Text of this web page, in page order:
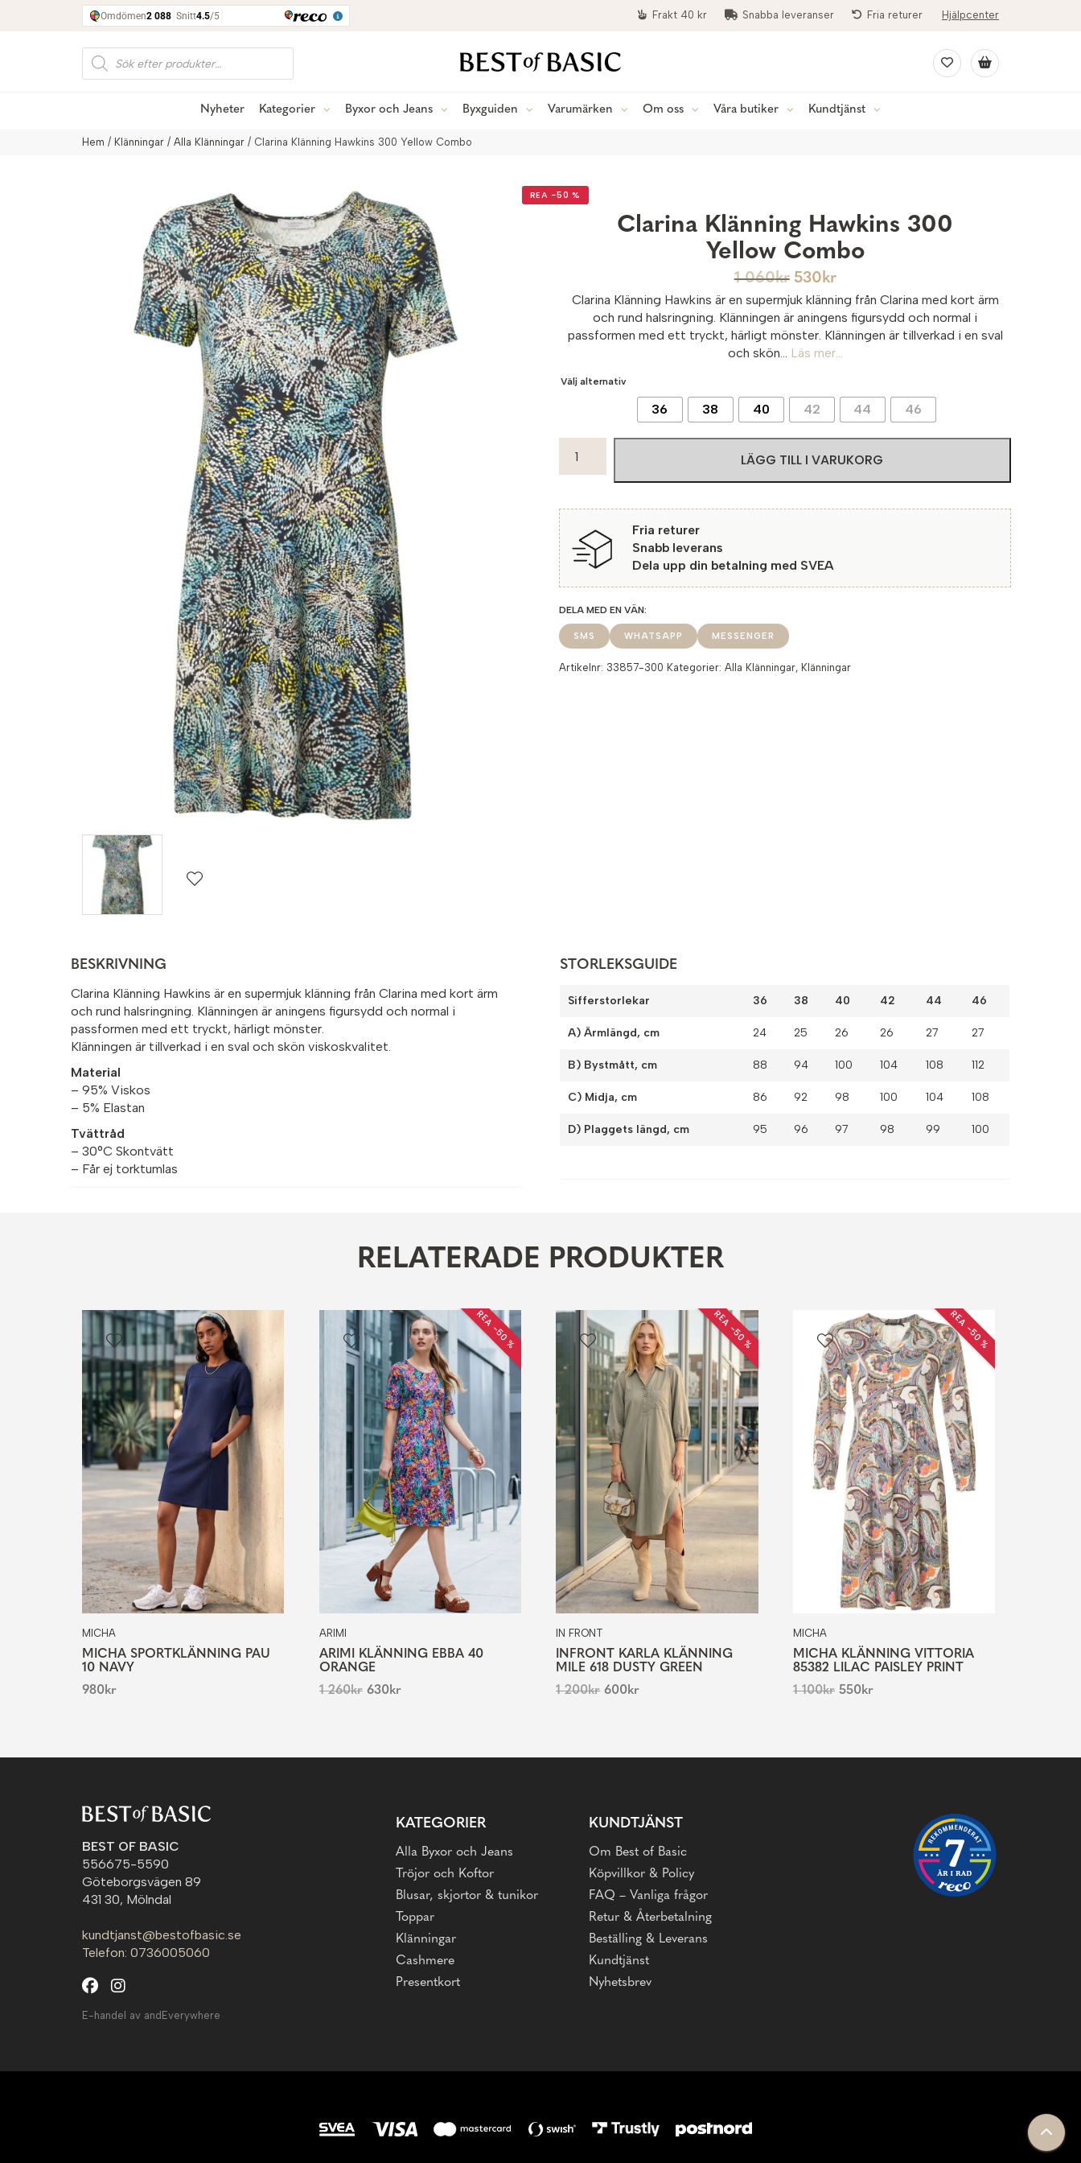
Frakt 40 kr Snabba leveranser Fria returer Hjälpcenter
Produktsökning
Nyheter Kategorier Byxor och Jeans Byxguiden Varumärken Om oss Våra butiker Kundtjänst
Hem / Klänningar / Alla Klänningar / Clarina Klänning Hawkins 300 Yellow Combo
REA −50 %
Clarina Klänning Hawkins 300
Yellow Combo
1 060kr 530kr
Clarina Klänning Hawkins är en supermjuk klänning från Clarina med kort ärm
och rund halsringning. Klänningen är aningens figursydd och normal i
passformen med ett tryckt, härligt mönster. Klänningen är tillverkad i en sval
och skön... Läs mer...
Välj alternativ
36 38 40 42 44 46
Klänning
Yellow
Combo
mängd
LÄGG TILL I VARUKORG
Fria returer
Snabb leverans
Dela upp din betalning med SVEA
SMS WHATSAPP MESSENGER
Artikelnr: 33857-300 Kategorier:Alla Klänningar, Klänningar
BESKRIVNING
Clarina Klänning Hawkins är en supermjuk klänning från Clarina med kort ärm
och rund halsringning. Klänningen är aningens figursydd och normal i
passformen med ett tryckt, härligt mönster.
Klänningen är tillverkad i en sval och skön viskoskvalitet.
Material
– 95% Viskos
– 5% Elastan
Tvättråd
– 30°C Skontvätt
– Får ej torktumlas
STORLEKSGUIDE
Sifferstorlekar 36 38 40 42 44 46
A) Ärmlängd, cm 24 25 26 26 27 27
B) Bystmått, cm 88 94 100 104 108 112
C) Midja, cm 86 92 98 100 104 108
D) Plaggets längd, cm 95 96 97 98 99 100
RELATERADE PRODUKTER
MICHA
MICHA SPORTKLÄNNING PAU
10 NAVY
980kr
REA −50 %
ARIMI
ARIMI KLÄNNING EBBA 40
ORANGE
1 260kr 630kr
REA −50 %
IN FRONT
INFRONT KARLA KLÄNNING
MILE 618 DUSTY GREEN
1 200kr 600kr
REA −50 %
MICHA
MICHA KLÄNNING VITTORIA
85382 LILAC PAISLEY PRINT
1 100kr 550kr
BEST OF BASIC
556675-5590
Göteborgsvägen 89
431 30, Mölndal
kundtjanst@bestofbasic.se
Telefon: 0736005060
E-handel av andEverywhere
KATEGORIER
Alla Byxor och Jeans
Tröjor och Koftor
Blusar, skjortor & tunikor
Toppar
Klänningar
Cashmere
Presentkort
KUNDTJÄNST
Om Best of Basic
Köpvillkor & Policy
FAQ – Vanliga frågor
Retur & Återbetalning
Beställing & Leverans
Kundtjänst
Nyhetsbrev